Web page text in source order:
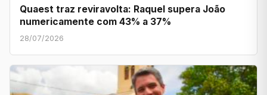
Quaest traz reviravolta: Raquel supera João
numericamente com 43% a 37%
28/07/2026